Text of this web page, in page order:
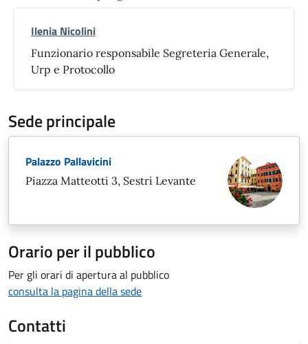
Ilenia Nicolini
Funzionario responsabile Segreteria Generale,
Urp e Protocollo
Sede principale
Palazzo Pallavicini
Piazza Matteotti 3, Sestri Levante
Orario per il pubblico
Per gli orari di apertura al pubblico
consulta la pagina della sede
Contatti